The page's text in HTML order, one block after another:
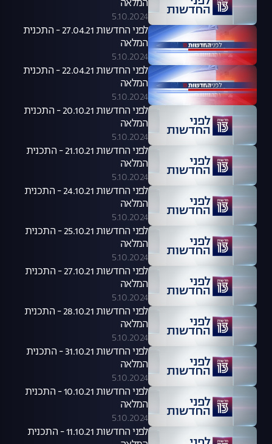
המלאה
5.10.2024
לפני החדשות 27.04.21 - התכנית
המלאה
5.10.2024
לפני החדשות 22.04.21 - התכנית
המלאה
5.10.2024
לפני החדשות 20.10.21 - התכנית
המלאה
5.10.2024
לפני החדשות 21.10.21 - התכנית
המלאה
5.10.2024
לפני החדשות 24.10.21 - התכנית
המלאה
5.10.2024
לפני החדשות 25.10.21 - התכנית
המלאה
5.10.2024
לפני החדשות 27.10.21 - התכנית
המלאה
5.10.2024
לפני החדשות 28.10.21 - התכנית
המלאה
5.10.2024
לפני החדשות 31.10.21 - התכנית
המלאה
5.10.2024
לפני החדשות 10.10.21 - התכנית
המלאה
5.10.2024
לפני החדשות 11.10.21 - התכנית